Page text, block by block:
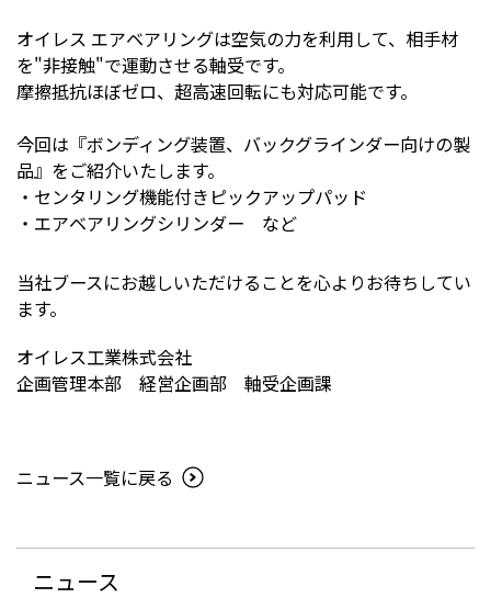
オイレス エアベアリングは空気の力を利用して、相手材
を"非接触"で運動させる軸受です。
摩擦抵抗ほぼゼロ、超高速回転にも対応可能です。
今回は『ボンディング装置、バックグラインダー向けの製
品』をご紹介いたします。
・センタリング機能付きピックアップパッド
・エアベアリングシリンダー など
当社ブースにお越しいただけることを心よりお待ちしてい
ます。
オイレス工業株式会社
企画管理本部 経営企画部 軸受企画課
ニュース一覧に戻る
ニュース